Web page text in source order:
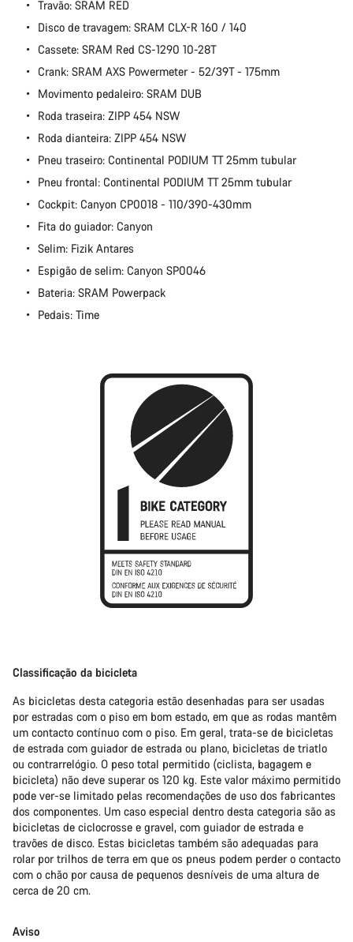
Travão: SRAM RED
Disco de travagem: SRAM CLX-R 160 / 140
Cassete: SRAM Red CS-1290 10-28T
Crank: SRAM AXS Powermeter - 52/39T - 175mm
Movimento pedaleiro: SRAM DUB
Roda traseira: ZIPP 454 NSW
Roda dianteira: ZIPP 454 NSW
Pneu traseiro: Continental PODIUM TT 25mm tubular
Pneu frontal: Continental PODIUM TT 25mm tubular
Cockpit: Canyon CP0018 - 110/390-430mm
Fita do guiador: Canyon
Selim: Fizik Antares
Espigão de selim: Canyon SP0046
Bateria: SRAM Powerpack
Pedais: Time
Classificação da bicicleta
As bicicletas desta categoria estão desenhadas para ser usadas
por estradas com o piso em bom estado, em que as rodas mantêm
um contacto contínuo com o piso. Em geral, trata-se de bicicletas
de estrada com guiador de estrada ou plano, bicicletas de triatlo
ou contrarrelógio. O peso total permitido (ciclista, bagagem e
bicicleta) não deve superar os 120 kg. Este valor máximo permitido
pode ver-se limitado pelas recomendações de uso dos fabricantes
dos componentes. Um caso especial dentro desta categoria são as
bicicletas de ciclocrosse e gravel, com guiador de estrada e
travões de disco. Estas bicicletas também são adequadas para
rolar por trilhos de terra em que os pneus podem perder o contacto
com o chão por causa de pequenos desníveis de uma altura de
cerca de 20 cm.
Aviso